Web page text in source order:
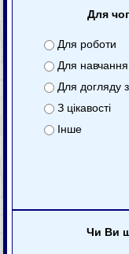
Для
Для роботи
Для навчання
Для догляду
З цікавості
Інше
Чи Ви